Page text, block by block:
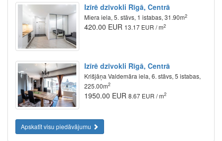
Izīrē dzīvokli Rīgā, Centrā
Miera iela, 5. stāvs, 1 istabas, 31.90m2
420.00 EUR 13.17 EUR / m2
Izīrē dzīvokli Rīgā, Centrā
Krišjāņa Valdemāra iela, 6. stāvs, 5 istabas,
225.00m2
1950.00 EUR 8.67 EUR / m2
Apskatīt visu piedāvājumu